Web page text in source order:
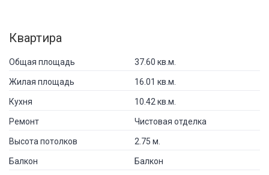
Квартира
Общая площадь 37.60 кв.м.
Жилая площадь 16.01 кв.м.
Кухня 10.42 кв.м.
Ремонт Чистовая отделка
Высота потолков 2.75 м.
Балкон Балкон